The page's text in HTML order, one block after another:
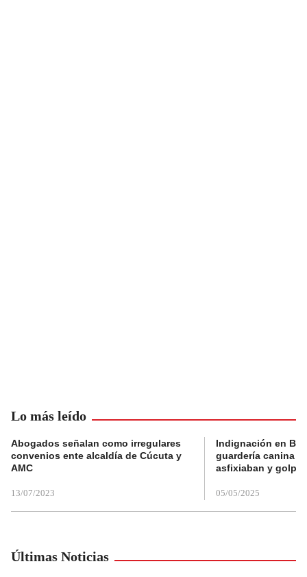
Lo más leído
Abogados señalan como irregulares
convenios ente alcaldía de Cúcuta y
AMC
13/07/2023
Indignación en
guardería canina
asfixiaban y
05/05/2025
Últimas Noticias